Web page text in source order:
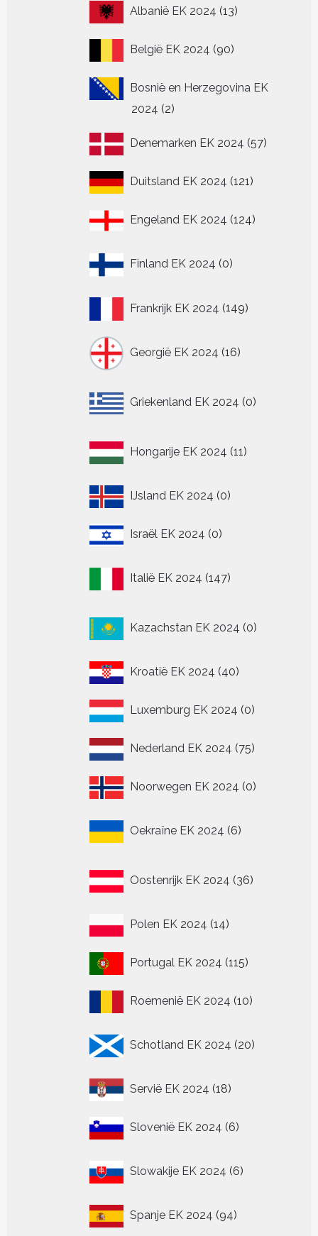
Albanië EK 2024 1313
België EK 2024 9090
Bosnië en Herzegovina EK
2024 22
Denemarken EK 2024 5757
Duitsland EK 2024 121121
Engeland EK 2024 124124
Finland EK 2024 0
producten
Frankrijk EK 2024 149149
Georgië EK 2024 16
producten
Griekenland EK 2024 0
producten
Hongarije EK 2024 11
producten
IJsland EK 2024 00
Israël EK 2024 00
Italië EK 2024 147
producten
Kazachstan EK 2024 0
producten
Kroatië EK 2024 4040
Luxemburg EK 2024 00
Nederland EK 2024 7575
Noorwegen EK 2024 00
Oekraïne EK 2024 6
producten
Oostenrijk EK 2024 36
producten
Polen EK 2024 1414
Portugal EK 2024 115115
Roemenië EK 2024 1010
Schotland EK 2024 20
producten
Servië EK 2024 1818
Slovenië EK 2024 66
Slowakije EK 2024 6
producten
Spanje EK 2024 9494